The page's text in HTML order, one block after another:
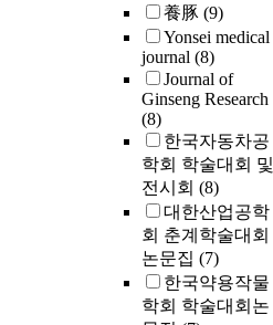
養豚 (9)
Yonsei medical
journal (8)
Journal of
Ginseng Research
(8)
한국자동차공
학회 학술대회 및
전시회 (8)
대한산업공학
회 춘계학술대회
논문집 (7)
한국약용작물
학회 학술대회논